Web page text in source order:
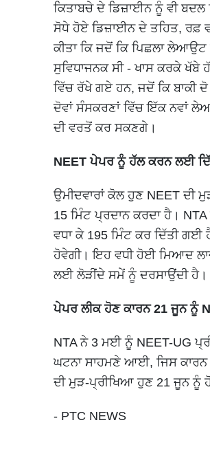
ਕਿਤਾਬਚੇ ਦੇ ਡਿਜ਼ਾਈਨ ਨੂੰ ਵੀ
ਸੋਧੇ ਹੋਏ ਡਿਜ਼ਾਈਨ ਦੇ ਤਹਿਤ, ਰਫ਼
ਕੀਤਾ ਕਿ ਜਦੋਂ ਕਿ ਪਿਛਲਾ
ਸੁਵਿਧਾਜਨਕ ਸੀ - ਖਾਸ ਕਰਕੇ
ਵਿੱਚ ਰੱਖੇ ਗਏ ਹਨ, ਜਦੋਂ ਕਿ ਬਾਕੀ
ਦੋਵਾਂ ਸੰਸਕਰਣਾਂ ਵਿੱਚ ਇੱਕ ਨਵਾਂ
ਦੀ ਵਰਤੋਂ ਕਰ ਸਕਣਗੇ।
NEET ਪੇਪਰ ਨੂੰ ਹੱਲ ਕਰਨ ਲਈ
ਉਮੀਦਵਾਰਾਂ ਕੋਲ ਹੁਣ NEET
15 ਮਿੰਟ ਪ੍ਰਦਾਨ ਕਰਦਾ ਹੈ।
ਵਧਾ ਕੇ 195 ਮਿੰਟ ਕਰ ਦਿੱਤੀ ਗਈ
ਹੋਵੇਗੀ। ਇਹ ਵਧੀ ਹੋਈ ਮਿਆਦ
ਲਈ ਲੋੜੀਂਦੇ ਸਮੇਂ ਨੂੰ ਦਰਸਾਉਂਦੀ ਹੈ।
ਪੇਪਰ ਲੀਕ ਹੋਣ ਕਾਰਨ 21 ਜੂਨ ਨੂੰ
NTA ਨੇ 3 ਮਈ ਨੂੰ NEET-UG
ਘਟਨਾ ਸਾਹਮਣੇ ਆਈ, ਜਿਸ ਕਾਰਨ
ਦੀ ਮੁੜ-ਪ੍ਰੀਖਿਆ ਹੁਣ 21 ਜੂਨ ਨੂੰ
- PTC NEWS